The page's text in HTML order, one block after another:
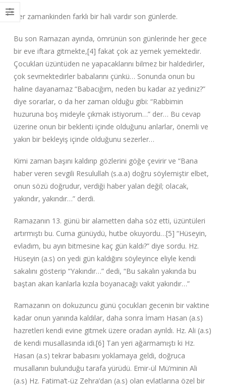
Her zamankinden farklı bir hali vardır son günlerde.
Bu son Ramazan ayında, ömrünün son günlerinde her gece
bir eve iftara gitmekte,[4] fakat çok az yemek yemektedir.
Çocukları üzüntüden ne yapacaklarını bilmez bir haldedirler,
çok sevmektedirler babalarını çünkü… Sonunda onun bu
haline dayanamaz “Babacığım, neden bu kadar az yediniz?”‌
diye sorarlar, o da her zaman olduğu gibi: “Rabbimin
huzuruna boş mideyle çıkmak istiyorum…”‌ der… Bu cevap
üzerine onun bir beklenti içinde olduğunu anlarlar, önemli ve
yakın bir bekleyiş içinde olduğunu sezerler…
Kimi zaman başını kaldırıp gözlerini göğe çevirir ve “Bana
haber veren sevgili Resulullah (s.a.a) doğru söylemiştir elbet,
onun sözü doğrudur, verdiği haber yalan değil; olacak,
yakındır, yakındır…”‌ derdi.
Ramazanın 13. günü bir alametten daha söz etti, üzüntüleri
artırmıştı bu. Cuma günüydü, hutbe okuyordu…[5] “Hüseyin,
evladım, bu ayın bitmesine kaç gün kaldı?”‌ diye sordu. Hz.
Hüseyin (a.s) on yedi gün kaldığını söyleyince eliyle kendi
sakalını gösterip “Yakındır…”‌ dedi, “Bu sakalın yakında bu
baştan akan kanlarla kızıla boyanacağı vakit yakındır…”‌
Ramazanın on dokuzuncu günü çocukları gecenin bir vaktine
kadar onun yanında kaldılar, daha sonra İmam Hasan (a.s)
hazretleri kendi evine gitmek üzere oradan ayrıldı. Hz. Ali (a.s)
de kendi musallasında idi.[6] Tan yeri ağarmamıştı ki Hz.
Hasan (a.s) tekrar babasını yoklamaya geldi, doğruca
musallanın bulunduğu tarafa yürüdü. Emir-ül Mü’minin Ali
(a.s) Hz. Fatima’t-üz Zehra’dan (a.s) olan evlatlarına özel bir